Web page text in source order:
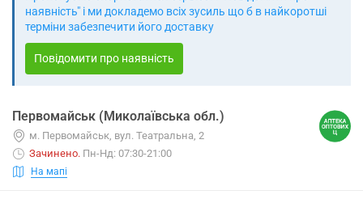
наявність" і ми докладемо всіх зусиль що б в найкоротші
терміни забезпечити його доставку
Повідомити про наявність
Первомайськ (Миколаївська обл.)
м. Первомайськ, вул. Театральна, 2
Зачинено. Пн-Нд: 07:30-21:00
На мапі